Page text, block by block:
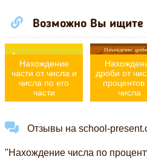
Возможно Вы ищите
Нахождение
части от числа и
числа по его
части
дроби от
процентов
числа
Отзывы на school-
"Нахождение числа по